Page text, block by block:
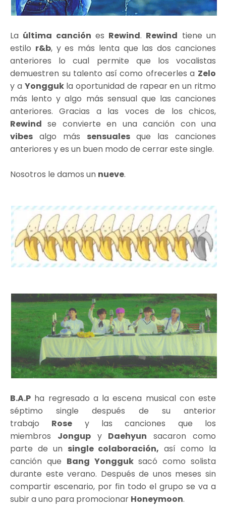
La última canción es Rewind. Rewind tiene un
estilo r&b, y es más lenta que las dos canciones
anteriores lo cual permite que los vocalistas
demuestren su talento así como ofrecerles a Zelo
y a Yonggukla oportunidad de rapear en un ritmo
más lento y algo más sensual que las canciones
anteriores. Gracias a las voces de los chicos,
Rewind se convierte en una canción con una
vibes algo más sensualesque las canciones
anteriores y es un buen modo de cerrar este single.
Nosotros le damos un nueve.
B.A.P ha regresado a la escena musical con este
séptimo single después de su anterior
trabajo Rose y las canciones que los
miembros Jongupy Daehyun sacaron como
parte de un single colaboración, así como la
canción que Bang Yongguksacó como solista
durante este verano. Después de unos meses sin
compartir escenario, por fin todo el grupo se va a
subir a uno para promocionar Honeymoon.